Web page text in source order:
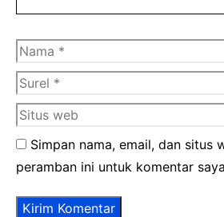
Nama
Simpan nama, email, dan situs
peramban ini untuk komentar